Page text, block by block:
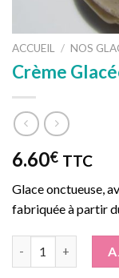
ACCUEIL / NOS
Crème
6.60€ TTC
Glace onctueuse,
fabriquée à partir